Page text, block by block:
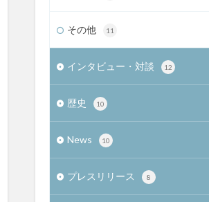
その他 11
インタビュー・対談 12
歴史 10
News 10
プレスリリース 8